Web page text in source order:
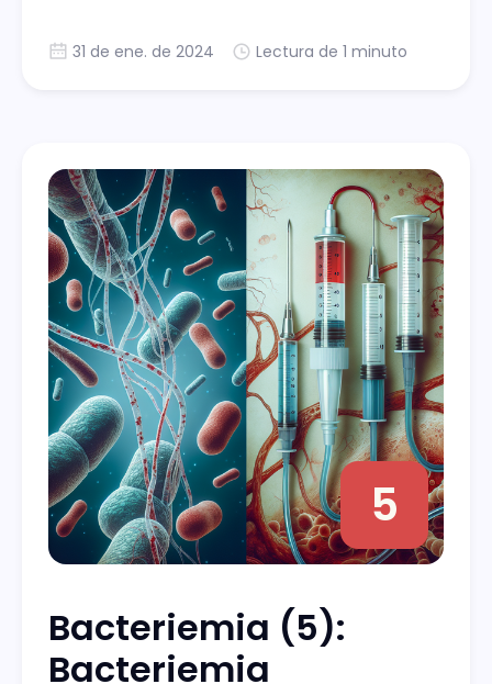
31 de ene. de 2024 Lectura de 1 minuto
5
Bacteriemia (5):
Bacteriemia